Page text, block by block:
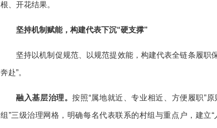
根、开花结果。
坚持机制赋能，构建代表下沉“硬支撑”
坚持以机制促规范、以规范提效能，构建代表全链条履职
奔赴”。
融入基层治理。按照“属地就近、专业相近、方便履职”
组”三级治理网格，明确每名代表联系的村组与重点户，建立